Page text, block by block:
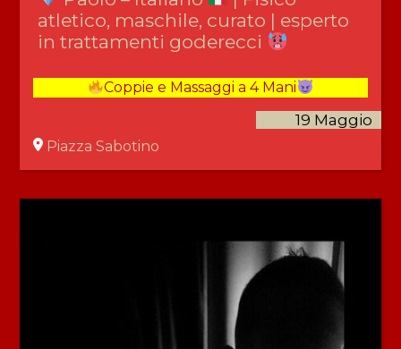
atletico, maschile, curato | esperto
in trattamenti goderecci
Coppie e Massaggi a 4 Mani
19 Maggio
Piazza Sabotino